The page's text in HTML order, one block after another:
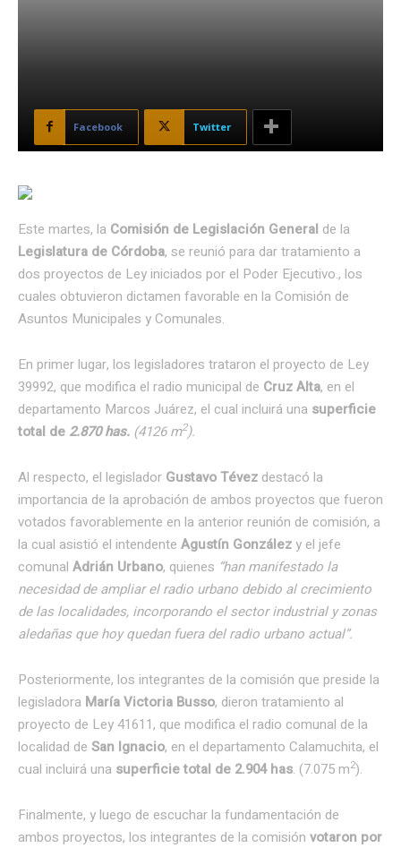
Facebook Twitter
Este martes, la Comisión de Legislación General de la
Legislatura de Córdoba, se reunió para dar tratamiento a
dos proyectos de Ley iniciados por el Poder Ejecutivo., los
cuales obtuvieron dictamen favorable en la Comisión de
Asuntos Municipales y Comunales.
En primer lugar, los legisladores trataron el proyecto de Ley
39992, que modifica el radio municipal de Cruz Alta, en el
departamento Marcos Juárez, el cual incluirá una superficie
total de 2.870 has. (4126 m2).
Al respecto, el legislador Gustavo Tévez destacó la
importancia de la aprobación de ambos proyectos que fueron
votados favorablemente en la anterior reunión de comisión, a
la cual asistió el intendente Agustín Gonzálezy el jefe
comunal Adrián Urbano, quienes “han manifestado la
necesidad de ampliar el radio urbano debido al crecimiento
de las localidades, incorporando el sector industrial y zonas
aledañas que hoy quedan fuera del radio urbano actual”.
Posteriormente, los integrantes de la comisión que preside la
legisladora María Victoria Busso, dieron tratamiento al
proyecto de Ley 41611, que modifica el radio comunal de la
localidad de San Ignacio, en el departamento Calamuchita, el
cual incluirá una superficie total de 2.904 has. (7.075 m2).
Finalmente, y luego de escuchar la fundamentación de
ambos proyectos, los integrantes de la comisión votaron por